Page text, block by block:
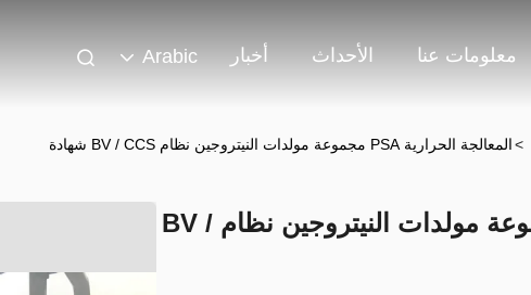
معلومات عنا الأحداث أخبار Arabic
>المعالجة الحرارية PSA مجموعة مولدات النيتروجين نظام BV / CCS شهادة
المعالجة الحرارية PSA مجموعة مولدات النيتروجين نظام BV /